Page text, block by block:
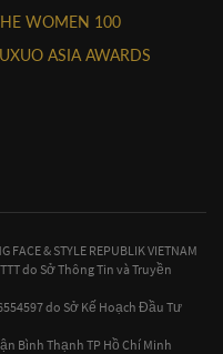
WOMEN 100
ASIA AWARDS
FACE & STYLE REPUBLIK VIETNAM
do Sở Thông Tin và Truyền
do Sở Kế Hoạch Đầu Tư
Bình Thạnh TP Hồ Chí Minh